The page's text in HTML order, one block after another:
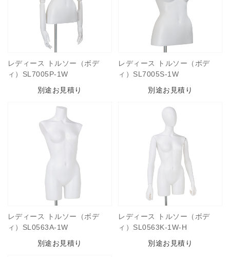
レディース トルソー（ボデ
ィ）SL7005P-1W
別途お見積り
レディース トルソー（ボデ
ィ）SL7005S-1W
別途お見積り
レディース トルソー（ボデ
ィ）SL0563A-1W
別途お見積り
レディース トルソー（ボデ
ィ）SL0563K-1W-H
別途お見積り